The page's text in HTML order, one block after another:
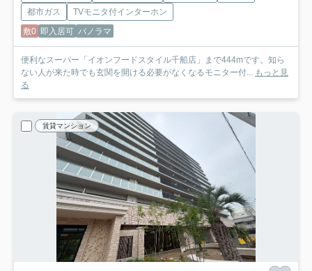
都市ガス
TVモニタ付インターホン
敷0 即入居可 パノラマ
便利なスーパー「イオンフードスタイル千船店」まで444mです。知ら
ない人が来た時でも玄関を開ける必要がなくなるモニター付... もっと見
る
賃貸マンション